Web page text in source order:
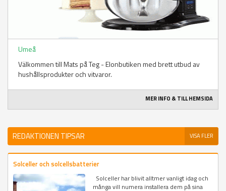
Umeå
Välkommen till Mats på Teg - Elonbutiken med brett utbud av
hushållsprodukter och vitvaror.
MER INFO & TILL HEMSIDA
REDAKTIONEN TIPSAR VISA FLER
Solceller och solcellsbatterier
Solceller har blivit alltmer vanligt idag och
många vill numera installera dem på sina